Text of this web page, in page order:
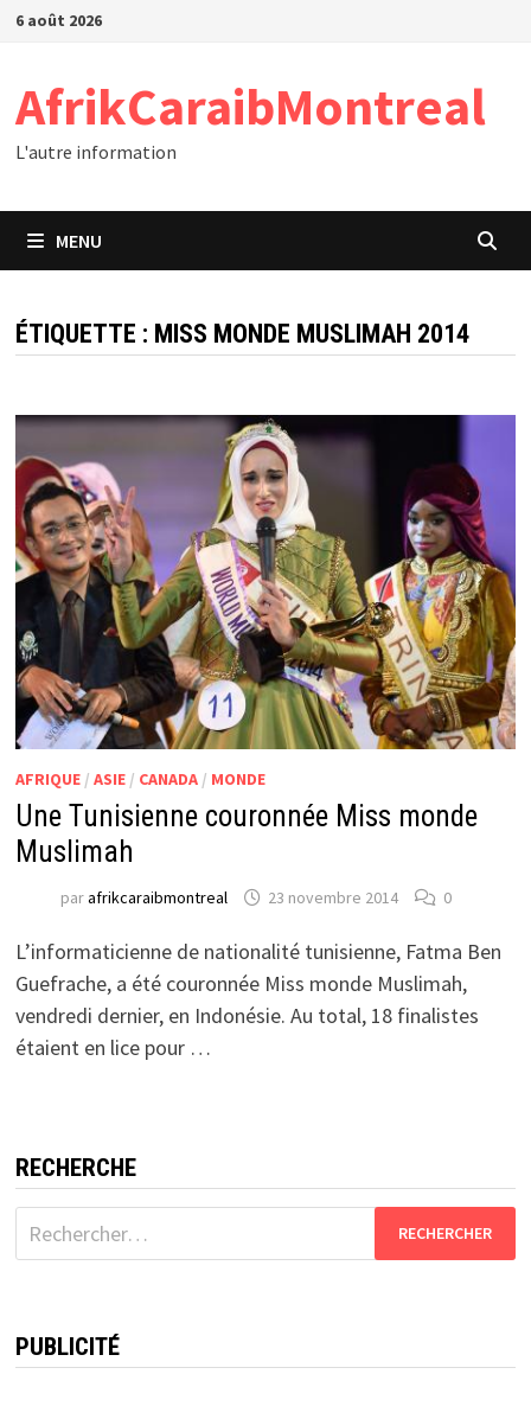
Passer
6 août 2026
AfrikCaraibMontreal
L'autre information
MENU
ÉTIQUETTE : MISS MONDE MUSLIMAH 2014
AFRIQUE/ ASIE/ CANADA/ MONDE
Une Tunisienne couronnée Miss monde
Muslimah
parafrikcaraibmontreal 23 novembre 2014 0
L’informaticienne de nationalité tunisienne, Fatma Ben
Guefrache, a été couronnée Miss monde Muslimah,
vendredi dernier, en Indonésie. Au total, 18 finalistes
étaient en lice pour …
RECHERCHE
Rechercher :
PUBLICITÉ